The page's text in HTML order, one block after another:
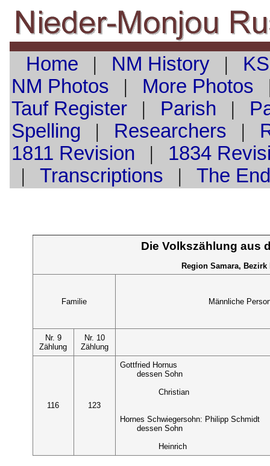
Home | NM History|
NM Photos | More Photos
TaufRegister| Parish |
Spelling | Researchers |
1811 Revision | 1834
| Transcriptions | The End
Die Volkszählung aus
Region Samara,
Familie Männliche
Nr. 9
Zählung
Nr. 10
Zählung
116 123
Gottfried Hornus
dessen Sohn
Christian
Hornes Schwiegersohn: Philipp Schmidt
dessen Sohn
Heinrich